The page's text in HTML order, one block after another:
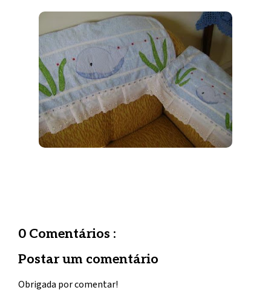
0 Comentários :
Postar um comentário
Obrigada por comentar!